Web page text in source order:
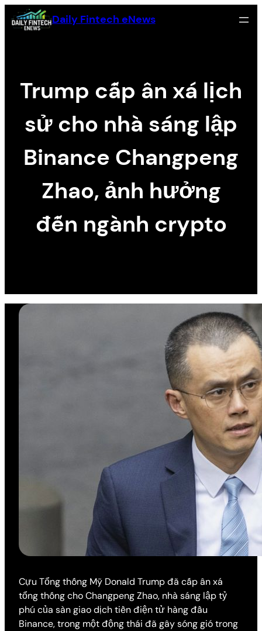
Skip
to
Daily Fintech eNews
Trump cấp ân xá lịch
sử cho nhà sáng lập
Binance Changpeng
Zhao, ảnh hưởng
đến ngành crypto
Cựu Tổng thống Mỹ Donald Trump đã cấp ân xá
tổng thống cho Changpeng Zhao, nhà sáng lập tỷ
phú của sàn giao dịch tiền điện tử hàng đầu
Binance, trong một động thái đã gây sóng gió trong